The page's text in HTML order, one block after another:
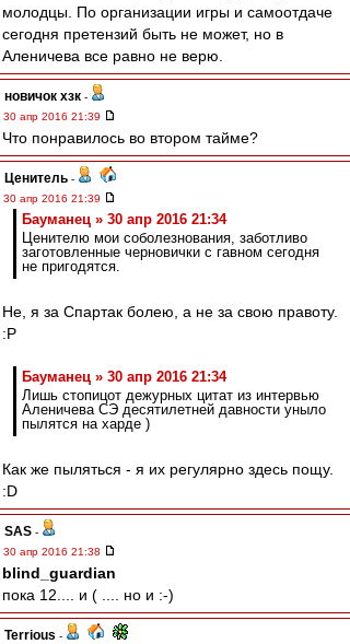
молодцы. По организации игры и самоотдаче
сегодня претензий быть не может, но в
Аленичева все равно не верю.
новичок хзк -
30 апр 2016 21:39
Что понравилось во втором тайме?
Ценитель -
30 апр 2016 21:39
Бауманец » 30 апр 2016 21:34
Ценителю мои соболезнования, заботливо
заготовленные черновички с гавном сегодня
не пригодятся.
Не, я за Спартак болею, а не за свою правоту.
:P
Бауманец » 30 апр 2016 21:34
Лишь стопицот дежурных цитат из интервью
Аленичева СЭ десятилетней давности уныло
пылятся на харде )
Как же пыляться - я их регулярно здесь пощу.
:D
SAS -
30 апр 2016 21:38
blind_guardian
пока 12.... и ( .... но и :-)
Terrious -